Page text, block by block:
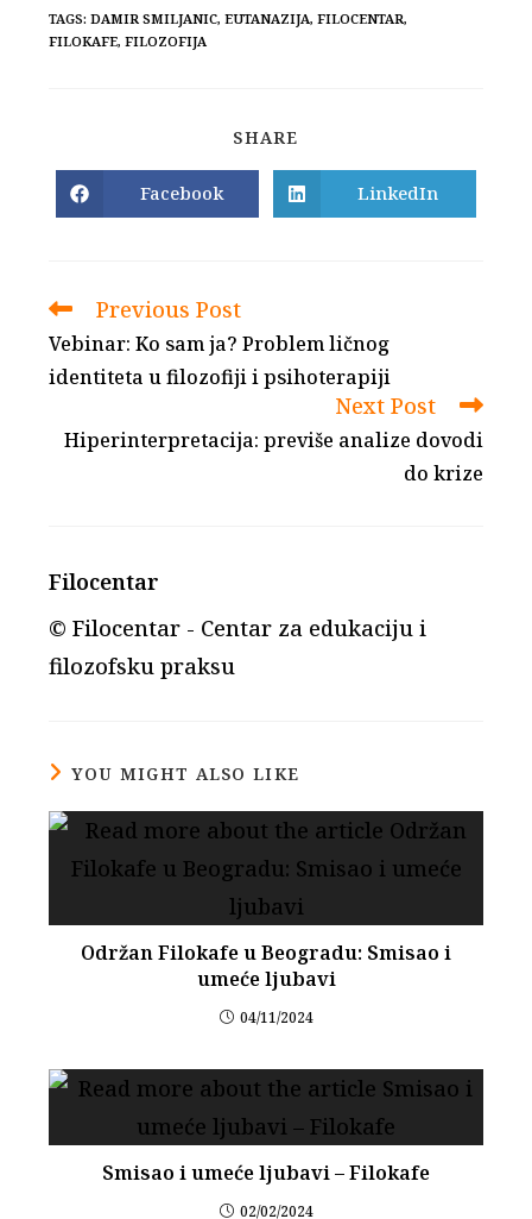
TAGS:DAMIR SMILJANIC, EUTANAZIJA, FILOCENTAR,
FILOKAFE, FILOZOFIJA
SHARE
CONTENT
Opens
in
Facebook Opens
in
LinkedIn
Read
articles
Previous Post
Vebinar: Ko sam ja? Problem ličnog
identiteta u filozofiji i psihoterapiji
Next Post
Hiperinterpretacija: previše analize dovodi
do krize
Filocentar
© Filocentar - Centar za edukaciju i
filozofsku praksu
YOU MIGHT ALSO LIKE
Održan Filokafe u Beogradu: Smisao i
umeće ljubavi
04/11/2024
Smisao i umeće ljubavi – Filokafe
02/02/2024